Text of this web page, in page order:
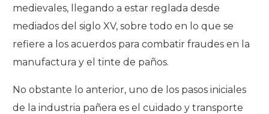
medievales, llegando a estar reglada desde
mediados del siglo XV, sobre todo en lo que se
refiere a los acuerdos para combatir fraudes en la
manufactura y el tinte de paños.
No obstante lo anterior, uno de los pasos iniciales
de la industria pañera es el cuidado y transporte